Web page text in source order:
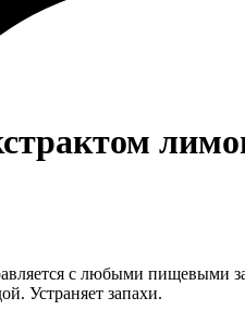
с любыми пищевыми
Устраняет запахи.